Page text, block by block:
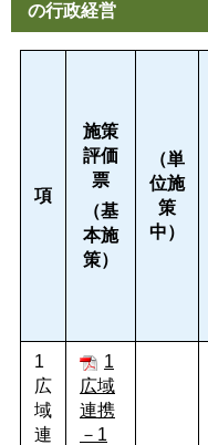
の行政経営
項
施策
評価
票
（基
本施
策）
（単
位施
策
中）
1
広
域
連
1
広域
連携
－1